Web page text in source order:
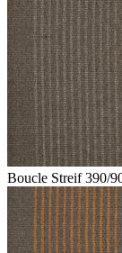
Boucle Streif 390/